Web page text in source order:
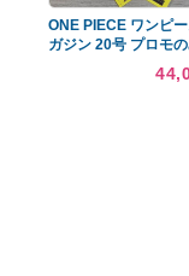
あなたへの